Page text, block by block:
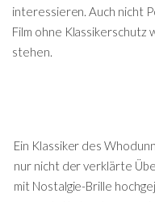
interessieren. Auch nicht
Film ohne
stehen.
Ein Klassiker des
nur nicht der verklärte
mit Nostalgie-Brille